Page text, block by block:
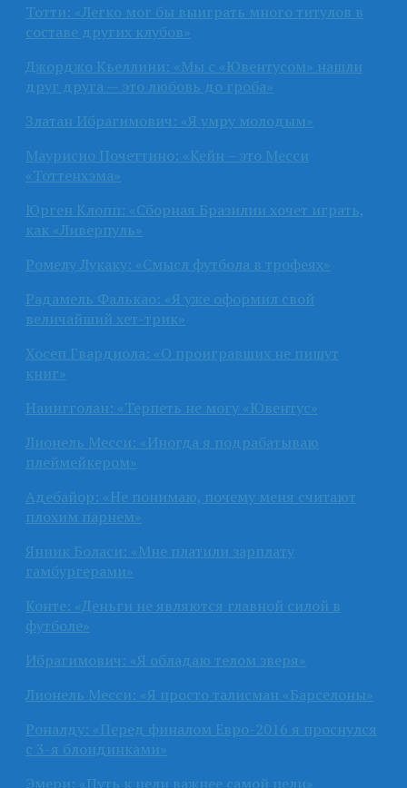
Тотти: «Легко мог бы выиграть много титулов в
составе других клубов»
Джорджо Кьеллини: «Мы с «Ювентусом» нашли
друг друга — это любовь до гроба»
Златан Ибрагимович: «Я умру молодым»
Маурисио Почеттино: «Кейн – это Месси
«Тоттенхэма»
Юрген Клопп: «Сборная Бразилии хочет играть,
как «Ливерпуль»
Ромелу Лукаку: «Смысл футбола в трофеях»
Радамель Фалькао: «Я уже оформил свой
величайший хет-трик»
Хосеп Гвардиола: «О проигравших не пишут
книг»
Наингголан: «Терпеть не могу «Ювентус»
Лионель Месси: «Иногда я подрабатываю
плеймейкером»
Адебайор: «Не понимаю, почему меня считают
плохим парнем»
Янник Боласи: «Мне платили зарплату
гамбургерами»
Конте: «Деньги не являются главной силой в
футболе»
Ибрагимович: «Я обладаю телом зверя»
Лионель Месси: «Я просто талисман «Барселоны»
Роналду: «Перед финалом Евро-2016 я проснулся
с 3-я блондинками»
Эмери: «Путь к цели важнее самой цели»